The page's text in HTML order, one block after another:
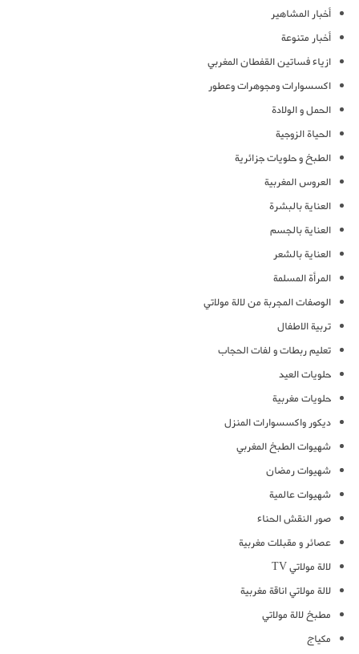
أخبار المشاهير
أخبار متنوعة
ازياء فساتين القفطان المغربي
اكسسوارات ومجوهرات وعطور
الحمل و الولادة
الحياة الزوجية
الطبخ و حلويات جزائرية
العروس المغربية
العناية بالبشرة
العناية بالجسم
العناية بالشعر
المرأة المسلمة
الوصفات المجربة من لالة مولاتي
تربية الاطفال
تعليم ربطات و لفات الحجاب
حلويات العيد
حلويات مغربية
ديكور واكسسوارات المنزل
شهيوات الطبخ المغربي
شهيوات رمضان
شهيوات عالمية
صور النقش الحناء
عصائر و مقبلات مغربية
لالة مولاتي TV
لالة مولاتي اناقة مغربية
مطبخ لالة مولاتي
مكياج